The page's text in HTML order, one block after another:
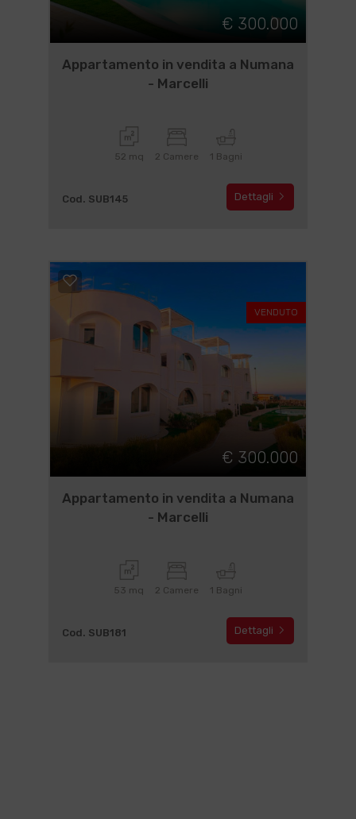
€ 300.000
Appartamento in vendita a Numana
- Marcelli
52 mq 2 Camere 1 Bagni
Cod. SUB145 Dettagli
VENDUTO
€ 300.000
Appartamento in vendita a Numana
- Marcelli
53 mq 2 Camere 1 Bagni
Cod. SUB181 Dettagli